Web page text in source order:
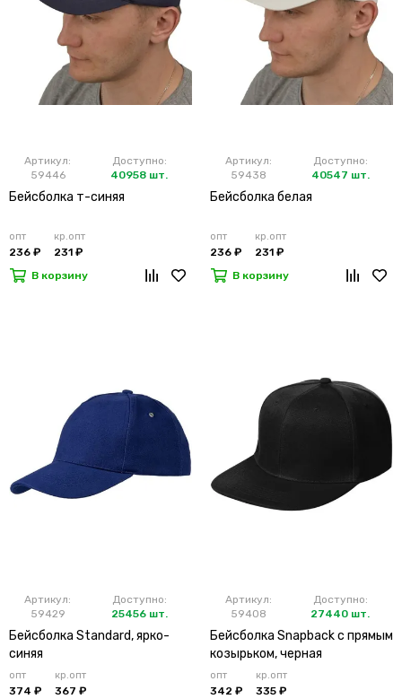
Артикул:
59446
Доступно:
40958 шт.
Бейсболка т-синяя
опт
236 ₽
кр.опт
231 ₽
В корзину
Артикул:
59438
Доступно:
40547 шт.
Бейсболка белая
опт
236 ₽
кр.опт
231 ₽
В корзину
Артикул:
59429
Доступно:
25456 шт.
Бейсболка Standard, ярко-
синяя
опт
374 ₽
кр.опт
367 ₽
Артикул:
59408
Доступно:
27440 шт.
Бейсболка Snapback с прямым
козырьком, черная
опт
342 ₽
кр.опт
335 ₽